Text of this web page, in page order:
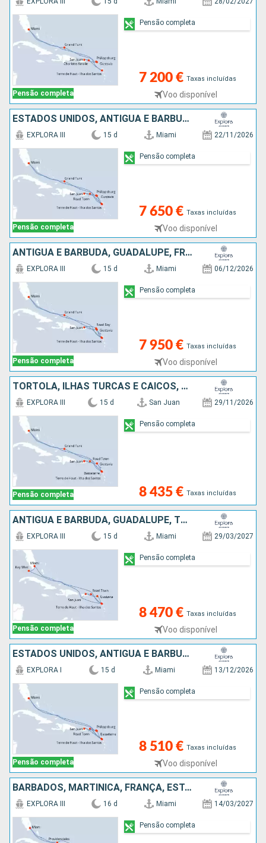
Pensão completa
7 200 € Taxas incluídas
Voo disponível
Pensão completa
ESTADOS UNIDOS, ANTÍGUA E BARBUDA, GUADALUPE, SÃO MARTINHO, PORTO RICO, TORTOLA, FRANÇA, ILHAS TURCAS E CAICOS
Pensão completa
EXPLORA III 15 d Miami 22/11/2026
7 650 € Taxas incluídas
Voo disponível
Pensão completa
ANTÍGUA E BARBUDA, GUADALUPE, FRANÇA, PORTO RICO, ANGUILHAS, ILHAS TURCAS E CAICOS, ESTADOS UNIDOS
Pensão completa
EXPLORA III 15 d Miami 06/12/2026
7 950 € Taxas incluídas
Voo disponível
Pensão completa
TORTOLA, ILHAS TURCAS E CAICOS, ESTADOS UNIDOS, ANTÍGUA E BARBUDA, GUADALUPE, FRANÇA, PORTO RICO
Pensão completa
EXPLORA III 15 d San Juan 29/11/2026
8 435 € Taxas incluídas
Pensão completa
ANTÍGUA E BARBUDA, GUADALUPE, TORTOLA, PORTO RICO, FRANÇA, ESTADOS UNIDOS
Pensão completa
EXPLORA III 15 d Miami 29/03/2027
8 470 € Taxas incluídas
Voo disponível
Pensão completa
ESTADOS UNIDOS, ANTÍGUA E BARBUDA, GUADALUPE, SÃO MARTINHO, PORTO RICO, TORTOLA, FRANÇA
Pensão completa
EXPLORA I 15 d Miami 13/12/2026
8 510 € Taxas incluídas
Voo disponível
Pensão completa
BARBADOS, MARTINICA, FRANÇA, ESTADOS UNIDOS, GUADALUPE, ST VINCENT E GRENADINES, SANTA LÚCIA, ANTÍGUA E BARBUDA, GRENADA
EXPLORA III 16 d Miami 14/03/2027
Pensão completa